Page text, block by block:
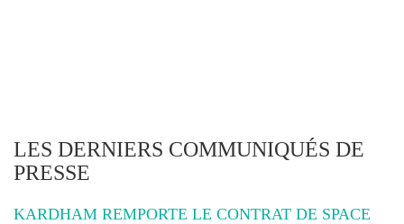
LES DERNIERS COMMUNIQUÉS DE
PRESSE
KARDHAM REMPORTE LE CONTRAT DE SPACE